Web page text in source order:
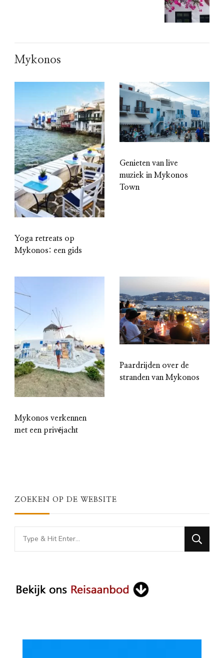
Mykonos
Yoga retreats op
Mykonos: een gids
Genieten van live
muziek in Mykonos
Town
Mykonos verkennen
met een privéjacht
Paardrijden over de
stranden van Mykonos
ZOEKEN OP DE WEBSITE
Looking
for